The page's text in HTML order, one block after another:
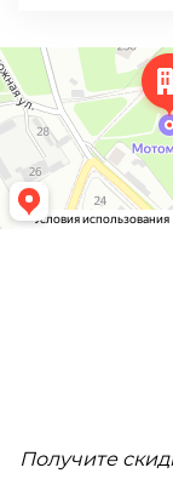
Получите